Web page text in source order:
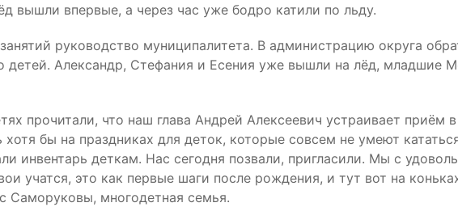
вышли впервые, а через час уже бодро катили по льду.
руководство муниципалитета. В администрацию округа
детей. Александр, Стефания и Есения уже вышли на лёд, младшие
прочитали, что наш глава Андрей Алексеевич устраивает
хотя бы на праздниках для деток, которые совсем не умеют
инвентарь деткам. Нас сегодня позвали, пригласили. Мы с
учатся, это как первые шаги после рождения, и тут вот на
Саморуковы, многодетная семья.